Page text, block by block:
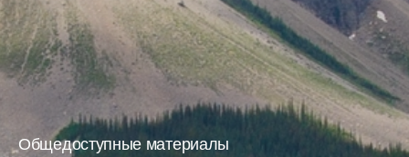
Общедоступные материалы